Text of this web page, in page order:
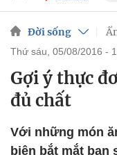
Đời sống
thứ sáu, 05/08/2016 -
Gợi ý thực
đủ chất
Với những món
biện bắt mắt bạn